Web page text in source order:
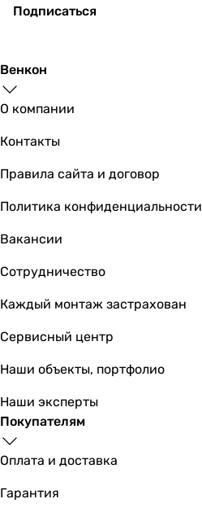
1 150грн
2 162грн
Назначение
Подписаться
Венкон
О компании
Контакты
Правила сайта и договор
Политика конфиденциальности
Вакансии
Сотрудничество
Каждый монтаж застрахован
Сервисный центр
Наши объекты, портфолио
Наши эксперты
Покупателям
Оплата и доставка
Гарантия